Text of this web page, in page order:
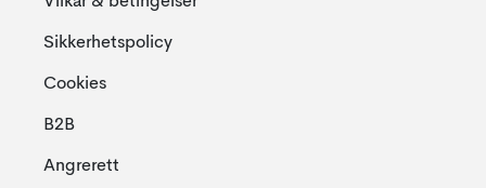
Sikkerhetspolicy
Cookies
B2B
Angrerett